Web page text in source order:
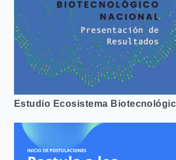
Estudio Ecosistema